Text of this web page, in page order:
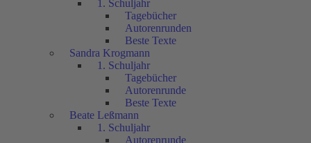
1. Schuljahr
Tagebücher
Autorenrunden
Beste Texte
Sandra Krogmann
1. Schuljahr
Tagebücher
Autorenrunde
Beste Texte
Beate Leßmann
1. Schuljahr
Autorenrunde